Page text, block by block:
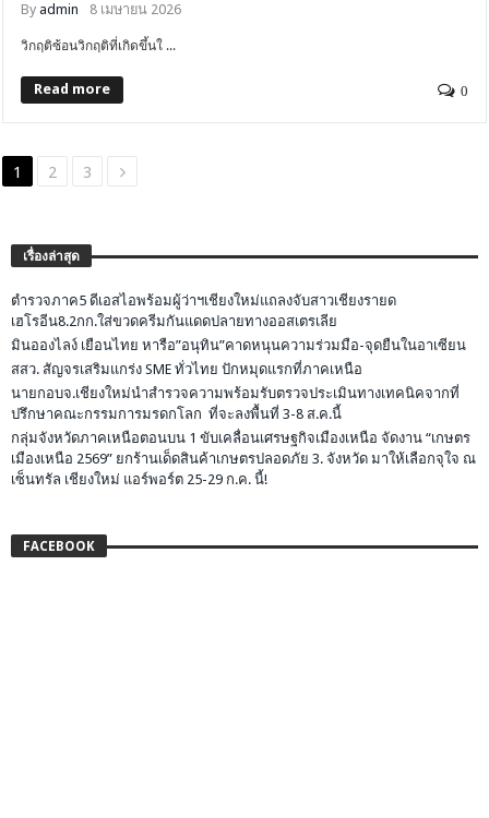
By admin 8 เมษายน 2026
วิกฤติซ้อนวิกฤติที่เกิดขึ้นใ ...
Read more 0
1 2 3
เรื่องล่าสุด
ตำรวจภาค5 ดีเอสไอพร้อมผู้ว่าฯเชียงใหม่แถลงจับสาวเชียงรายด
เฮโรอีน8.2กก.ใส่ขวดครีมกันแดดปลายทางออสเตรเลีย
มินอองไลง์ เยือนไทย หารือ”อนุทิน”คาดหนุนความร่วมมือ-จุดยืนในอาเซียน
สสว. สัญจรเสริมแกร่ง SME ทั่วไทย ปักหมุดแรกที่ภาคเหนือ
นายกอบจ.เชียงใหม่นำสำรวจความพร้อมรับตรวจประเมินทางเทคนิคจากที่
ปรึกษาคณะกรรมการมรดกโลก ที่จะลงพื้นที่ 3-8 ส.ค.นี้
กลุ่มจังหวัดภาคเหนือตอนบน 1 ขับเคลื่อนเศรษฐกิจเมืองเหนือ จัดงาน “เกษตร
เมืองเหนือ 2569” ยกร้านเด็ดสินค้าเกษตรปลอดภัย 3. จังหวัด มาให้เลือกจุใจ ณ
เซ็นทรัล เชียงใหม่ แอร์พอร์ต 25-29 ก.ค. นี้!
FACEBOOK